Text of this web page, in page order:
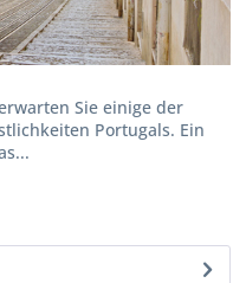
Sie einige der
Portugals. Ein